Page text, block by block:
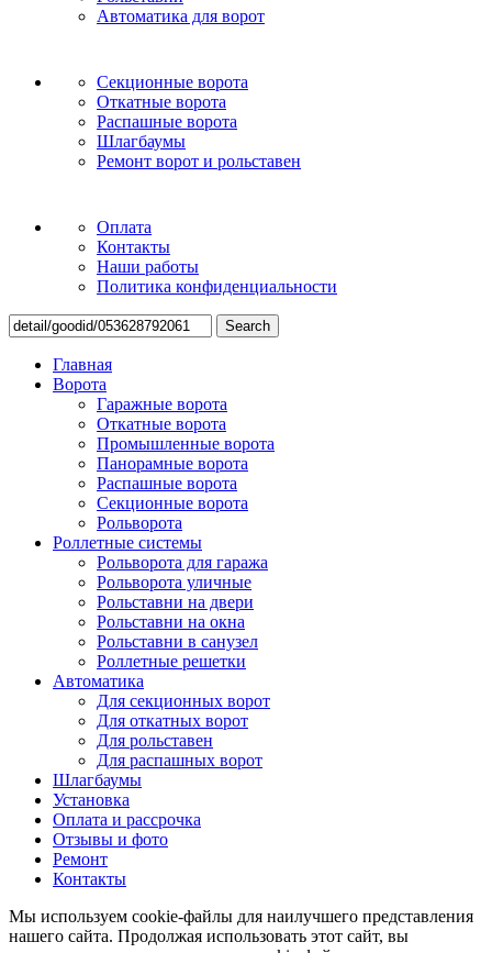
Автоматика для ворот
Секционные ворота
Откатные ворота
Распашные ворота
Шлагбаумы
Ремонт ворот и рольставен
Оплата
Контакты
Наши работы
Политика конфиденциальности
Search
Главная
Ворота
Гаражные ворота
Откатные ворота
Промышленные ворота
Панорамные ворота
Распашные ворота
Секционные ворота
Рольворота
Роллетные системы
Рольворота для гаража
Рольворота уличные
Рольставни на двери
Рольставни на окна
Рольставни в санузел
Роллетные решетки
Автоматика
Для секционных ворот
Для откатных ворот
Для рольставен
Для распашных ворот
Шлагбаумы
Установка
Оплата и рассрочка
Отзывы и фото
Ремонт
Контакты
Мы используем cookie-файлы для наилучшего представления
нашего сайта. Продолжая использовать этот сайт, вы